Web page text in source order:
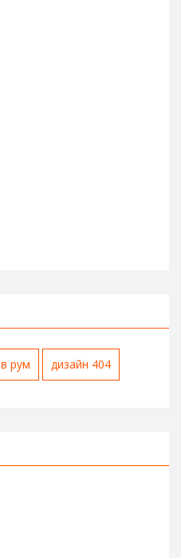
в рум дизайн 404